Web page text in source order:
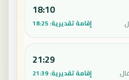
18:10
إقامة تقديرية:18:25
21:29
إقامة تقديرية:21:39